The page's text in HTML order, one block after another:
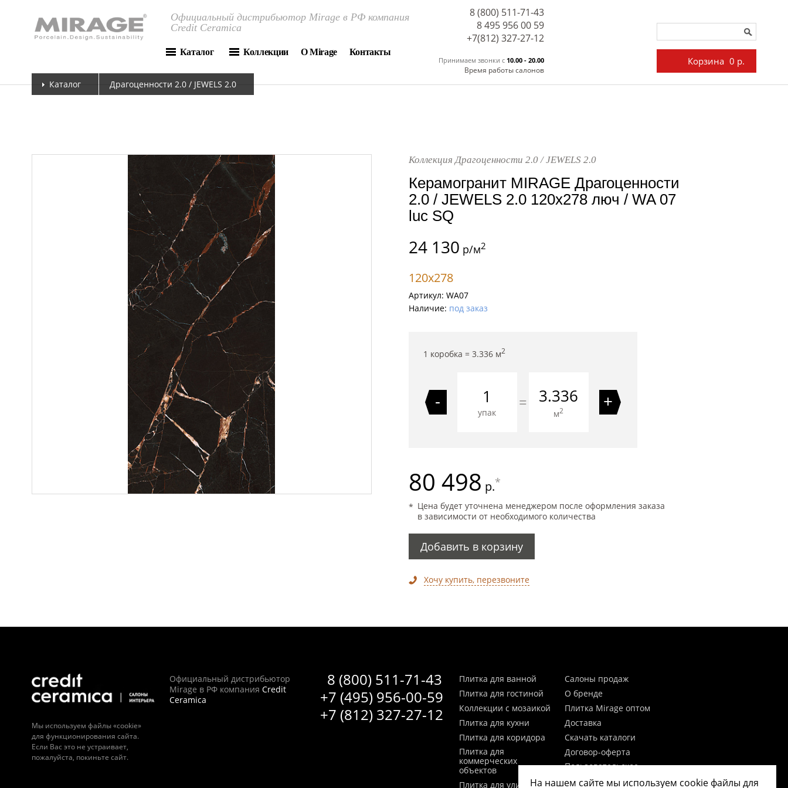
Официальный дистрибьютор Mirage в РФ компания
Credit Ceramica
Каталог Коллекции О Mirage Контакты
8 (800) 511-71-43
8 495 956 00 59
Принимаем звонки c 10.00 - 20.00
Время работы салонов
+7(812) 327-27-12
Корзина 0 р.
Каталог Драгоценности 2.0 / JEWELS 2.0
Коллекция Драгоценности 2.0 / JEWELS 2.0
Керамогранит MIRAGE Драгоценности
2.0 / JEWELS 2.0 120x278 люч / WA 07
luc SQ
24 130 р/м2
120x278
Артикул: WA07
Наличие: под заказ
1 коробка = 3.336м2
-
упак
= 3.336
м2 +
80 498 р.*
Цена будет уточнена менеджером после оформления заказа
в зависимости от необходимого количества
Добавить в корзину
Хочу купить, перезвоните
Мы используем файлы «cookie»
для функционирования сайта.
Если Вас это не устраивает,
пожалуйста, покиньте сайт.
8 (800) 511-71-43
+7 (495) 956-00-59
+7 (812) 327-27-12
Официальный дистрибьютор
Mirage в РФ компания Credit
Ceramica
Плитка для ванной
Плитка для гостиной
Коллекции с мозаикой
Плитка для кухни
Плитка для коридора
Плитка для
коммерческих
объектов
Плитка для улицы
Салоны продаж
О бренде
Плитка Mirage оптом
Доставка
Скачать каталоги
Договор-оферта
Пользовательское
На нашем сайте мы используем cookie файлы для